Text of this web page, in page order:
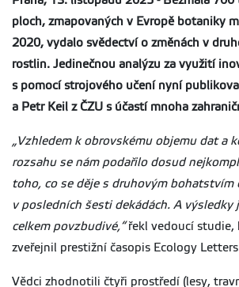
ploch, zmapovaných v Evropě botaniky
2020, vydalo svědectví o změnách v
rostlin. Jedinečnou analýzu za využití
s pomocí strojového učení nyní
a Petr Keil z ČZU s účastí mnoha
„Vzhledem k obrovskému objemu dat a
rozsahu se nám podařilo dosud
toho, co se děje s druhovým bohatstvím
v posledních šesti dekádách. A výsledky
celkem povzbudivé,“řekl vedoucí studie,
zveřejnil prestižní časopis Ecology
Vědci zhodnotili čtyři prostředí (lesy,